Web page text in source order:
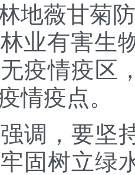
地薇甘菊
业有害生
疫情疫区
情疫点。
，要坚持
固树立绿